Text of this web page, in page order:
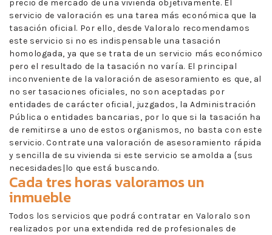
precio de mercado de una vivienda objetivamente. El
servicio de valoración es una tarea más económica que la
tasación oficial. Por ello, desde Valoralo recomendamos
este servicio si no es indispensable una tasación
homologada, ya que se trata de un servicio más económico
pero el resultado de la tasación no varía. El principal
inconveniente de la valoración de asesoramiento es que, al
no ser tasaciones oficiales, no son aceptadas por
entidades de carácter oficial, juzgados, la Administración
Pública o entidades bancarias, por lo que si la tasación ha
de remitirse a uno de estos organismos, no basta con este
servicio. Contrate una valoración de asesoramiento rápida
y sencilla de su vivienda si este servicio se amolda a {sus
necesidades|lo que está buscando.
Cada tres horas valoramos un
inmueble
Todos los servicios que podrá contratar en Valoralo son
realizados por una extendida red de profesionales de